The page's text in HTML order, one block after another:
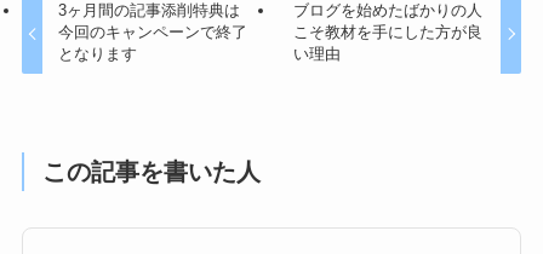
3ヶ月間の記事添削特典は
今回のキャンペーンで終了
となります
ブログを始めたばかりの人
こそ教材を手にした方が良
い理由
この記事を書いた人